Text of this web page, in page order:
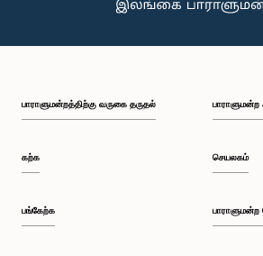
பாராளுமன்றத்திற்கு வருகை தருதல்
கற்க
பங்கேற்க
செயலகம்
பாராளுமன்ற